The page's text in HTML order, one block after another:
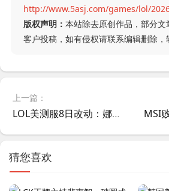
http://www.5asj.com/games/lol/
版权声明： 本站除去原创作品，部分
客户投稿，如有侵权请联系编辑删除，
上一篇：
LOL美测服8日改动：娜美、火男打野加强；赛娜、萨勒芬妮削弱
猜您喜欢